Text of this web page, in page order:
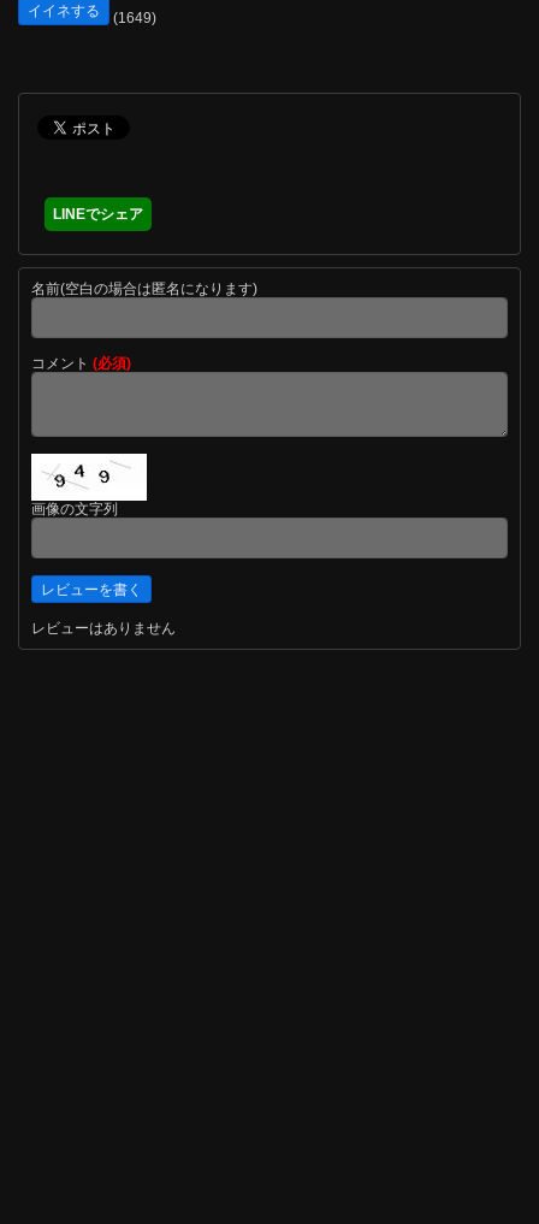
イイネする (1649)
LINEでシェア
名前(空白の場合は匿名になります)
コメント (必須)
画像の文字列
レビューはありません